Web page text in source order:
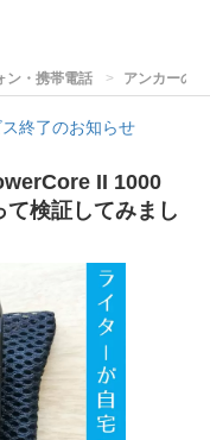
ン・携帯電話 アンカーの
終了のお知らせ
II 1000
検証してみまし